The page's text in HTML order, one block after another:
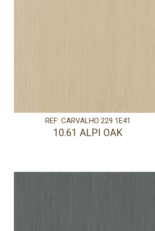
REF: CARVALHO 229 1E41
10.61 ALPI OAK